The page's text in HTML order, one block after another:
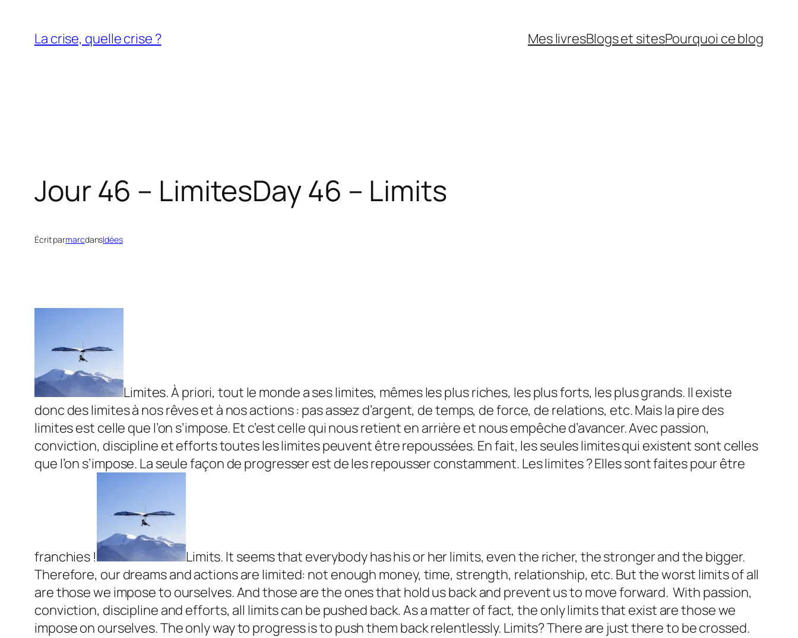
contenu
La crise, quelle crise ? Mes livresBlogs et sitesPourquoi ce blog
Jour 46 – LimitesDay 46 – Limits
Écrit parmarcdansIdées
Limites. À priori, tout le monde a ses limites, mêmes les plus riches, les plus forts, les plus grands. Il existe
donc des limites à nos rêves et à nos actions : pas assez d’argent, de temps, de force, de relations, etc. Mais la pire des
limites est celle que l’on s’impose. Et c’est celle qui nous retient en arrière et nous empêche d’avancer. Avec passion,
conviction, discipline et efforts toutes les limites peuvent être repoussées. En fait, les seules limites qui existent sont celles
que l’on s’impose. La seule façon de progresser est de les repousser constamment. Les limites ? Elles sont faites pour être
franchies !
Limits. It seems that everybody has his or her limits, even the richer, the stronger and the bigger.
Therefore, our dreams and actions are limited: not enough money, time, strength, relationship, etc. But the worst limits of all
are those we impose to ourselves. And those are the ones that hold us back and prevent us to move forward. With passion,
conviction, discipline and efforts, all limits can be pushed back. As a matter of fact, the only limits that exist are those we
impose on ourselves. The only way to progress is to push them back relentlessly. Limits? There are just there to be crossed.